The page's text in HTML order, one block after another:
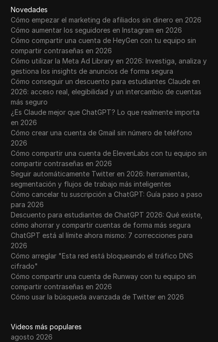
Novedades
Cómo empezar el marketing de afiliados sin dinero en 2026
Cómo aumentar los seguidores en Instagram en 2026
Cómo compartir una cuenta de HeyGen con tu equipo sin
compartir contraseñas en 2026
Cómo utilizar la Meta Ad Library en 2026: Investiga, analiza y
gestiona los insights de anuncios de forma segura
Cómo conseguir un descuento para estudiantes Claude en
2026: acceso real, elegibilidad y un intercambio de cuentas
más seguro
¿Es Claude mejor que ChatGPT? Lo que realmente importa
en 2026
Cómo crear una cuenta de Gmail sin número de teléfono
2026
Cómo compartir una cuenta de ElevenLabs con tu equipo sin
compartir contraseñas en 2026
Seguir automáticamente Twitter en 2026: herramientas,
segmentación y flujos de trabajo más inteligentes
Cómo cancelar tu suscripción a ChatGPT: Guía paso a paso
para 2026
Descuento para estudiantes de ChatGPT 2026: Qué existe,
cómo ahorrar y compartir cuentas de forma más segura
ChatGPT está al límite ahora mismo: 7 correcciones para
2026
Cómo arreglar "Esta red está bloqueando el tráfico DNS
cifrado"
Cómo compartir una cuenta de Runway con tu equipo sin
compartir contraseñas en 2026
Cómo usar la búsqueda avanzada de Twitter en 2026
Videos más populares
agosto 2026